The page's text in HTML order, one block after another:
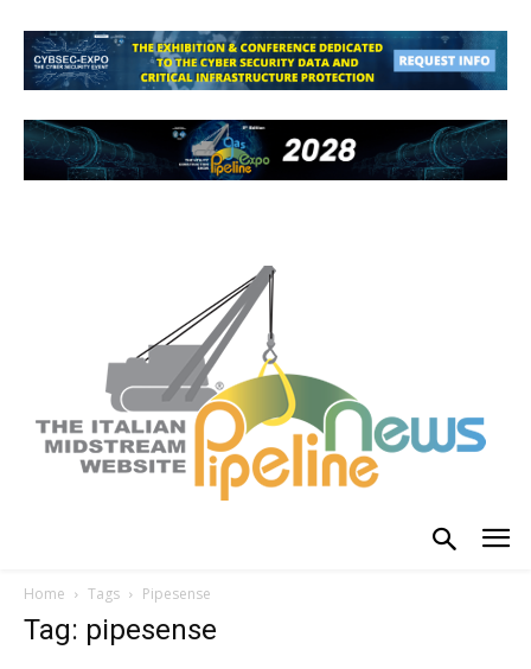
Home Tags Pipesense
Tag: pipesense